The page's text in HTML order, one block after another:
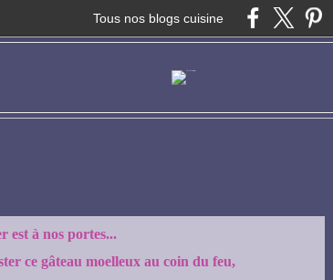
Tous nos blogs cuisine
est à nos portes...
ce gâteau moelleux au coin du feu,